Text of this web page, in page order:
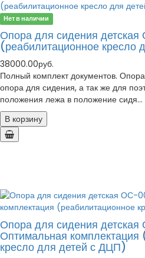
Нет в наличии
Опора для сидения
(реабилитационное кресло
38000.00руб.
Полный комплект документов.
опора для сидения, а так же для
положения лежа в положение сидя...
В корзину
Опора для сидения
Оптимальная комплектация
кресло для детей с ДЦП)